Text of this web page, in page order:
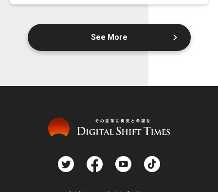
See More